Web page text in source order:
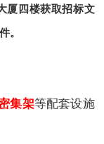
厦四楼获取招标文
。
集架等配套设施